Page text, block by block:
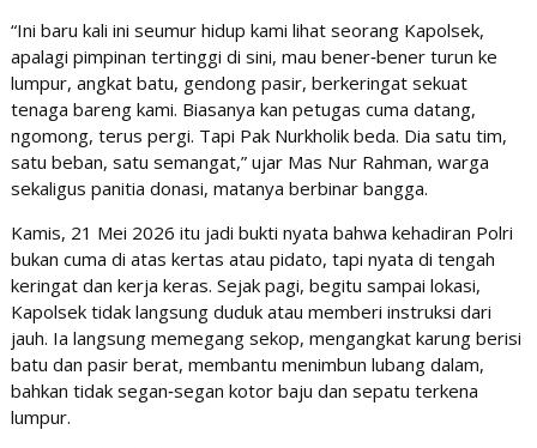
“Ini baru kali ini seumur hidup kami lihat seorang Kapolsek,
apalagi pimpinan tertinggi di sini, mau bener‑bener turun ke
lumpur, angkat batu, gendong pasir, berkeringat sekuat
tenaga bareng kami. Biasanya kan petugas cuma datang,
ngomong, terus pergi. Tapi Pak Nurkholik beda. Dia satu tim,
satu beban, satu semangat,” ujar Mas Nur Rahman, warga
sekaligus panitia donasi, matanya berbinar bangga.
Kamis, 21 Mei 2026 itu jadi bukti nyata bahwa kehadiran Polri
bukan cuma di atas kertas atau pidato, tapi nyata di tengah
keringat dan kerja keras. Sejak pagi, begitu sampai lokasi,
Kapolsek tidak langsung duduk atau memberi instruksi dari
jauh. Ia langsung memegang sekop, mengangkat karung berisi
batu dan pasir berat, membantu menimbun lubang dalam,
bahkan tidak segan‑segan kotor baju dan sepatu terkena
lumpur.